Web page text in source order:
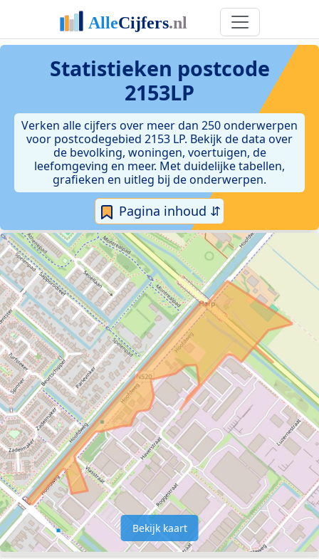
Statistieken postcode
2153LP
Verken alle cijfers over meer dan 250 onderwerpen
voor postcodegebied 2153 LP. Bekijk de data over
de bevolking, woningen, voertuigen, de
leefomgeving en meer. Met duidelijke tabellen,
grafieken en uitleg bij de onderwerpen.
Pagina inhoud ⇵
Bekijk kaart